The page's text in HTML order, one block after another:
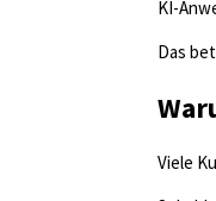
KI-
Das
Viele